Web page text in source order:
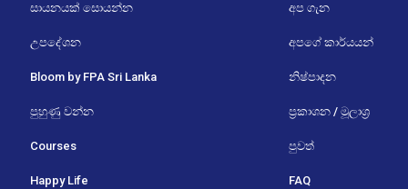
සායනයක් සොයන්න
උපදේශන
Bloom by FPA Sri Lanka
පුහුණු වන්න
Courses
Happy Life
අප ගැන
අපගේ කාර්යයන්
නිෂ්පාදන
ප්‍රකාශන / මූලාශ්‍ර
පුවත්
FAQ